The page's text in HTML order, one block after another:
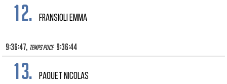
12. FRANSIOLI EMMA
9:36:47, Temps puce 9:36:44
13. PAQUET NICOLAS